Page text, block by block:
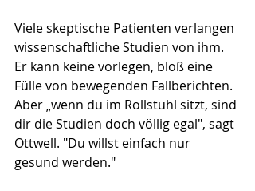
Viele skeptische Patienten verlangen
wissenschaftliche Studien von ihm.
Er kann keine vorlegen, bloß eine
Fülle von bewegenden Fallberichten.
Aber „wenn du im Rollstuhl sitzt, sind
dir die Studien doch völlig egal", sagt
Ottwell. "Du willst einfach nur
gesund werden."